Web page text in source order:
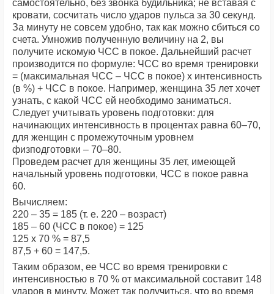
самостоятельно, без звонка будильника; не вставая с
кровати, сосчитать число ударов пульса за 30 секунд.
За минуту не совсем удобно, так как можно сбиться со
счета. Умножив полученную величину на 2, вы
получите искомую ЧСС в покое. Дальнейший расчет
производится по формуле: ЧСС во время тренировки
= (максимальная ЧСС – ЧСС в покое) х интенсивность
(в %) + ЧСС в покое. Например, женщина 35 лет хочет
узнать, с какой ЧСС ей необходимо заниматься.
Следует учитывать уровень подготовки: для
начинающих интенсивность в процентах равна 60–70,
для женщин с промежуточным уровнем
физподготовки – 70–80.
Проведем расчет для женщины 35 лет, имеющей
начальный уровень подготовки, ЧСС в покое равна
60.
Вычисляем:
220 – 35 = 185 (т. е. 220 – возраст)
185 – 60 (ЧСС в покое) = 125
125 х 70 % = 87,5
87,5 + 60 = 147,5.
Таким образом, ее ЧСС во время тренировки с
интенсивностью в 70 % от максимальной составит 148
ударов в минуту. Может так получиться, что во время